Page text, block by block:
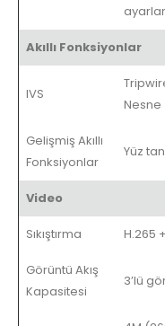
Akıllı Fonksiyonlar
IVS
Nesne
Gelişmiş Akıllı
Fonksiyonlar
Yüz
Video
Sıkıştırma H.265
Görüntü Akış
Kapasitesi
3’lü